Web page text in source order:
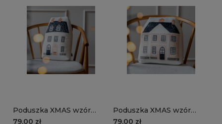
Poduszka XMAS wzór
XM65 | Ośnieżona
79,00 zł
Poduszka XMAS wzór
XM65 | Elegancka
79,00 zł